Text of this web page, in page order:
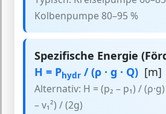
Kolbenpumpe 80–95 %
Spezifische Energie
H = Phydr / (ρ · g · Q) [m]
Alternativ: H = (p₂ – p₁) / (ρ·g)
– v₁²) / (2g)